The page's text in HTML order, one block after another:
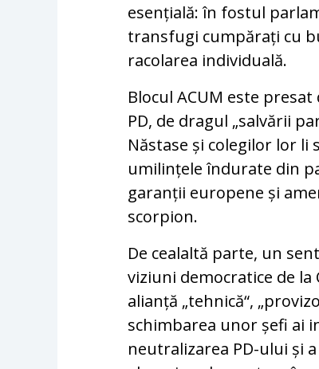
esențială: în fostul
transfugi cumpărați cu
racolarea individuală.
Blocul ACUM este
PD, de dragul „salvării
Năstase și colegilor lor li
umilințele îndurate din
garanții europene și
scorpion.
De cealaltă parte, un
viziuni democratice de la
alianță „tehnică“,
schimbarea unor șefi ai
neutralizarea PD-ului și